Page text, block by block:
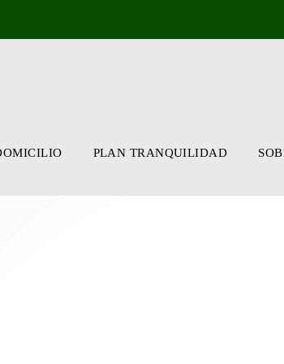
PLAN TRANQUILIDAD